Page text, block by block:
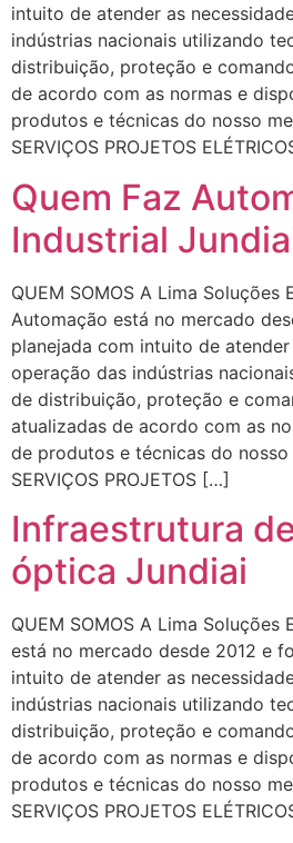
intuito de atender as
indústrias nacionais utilizando
distribuição, proteção e
de acordo com as normas e
produtos e técnicas do nosso
SERVIÇOS PROJETOS
Quem Faz
Industrial
QUEM SOMOS A Lima Soluções
Automação está no mercado
planejada com intuito de
operação das indústrias
de distribuição, proteção e
atualizadas de acordo com as
de produtos e técnicas do nosso
SERVIÇOS PROJETOS […]
Infraestrutura
óptica Jundiai
QUEM SOMOS A Lima Soluções
está no mercado desde 2012 e
intuito de atender as
indústrias nacionais utilizando
distribuição, proteção e
de acordo com as normas e
produtos e técnicas do nosso
SERVIÇOS PROJETOS